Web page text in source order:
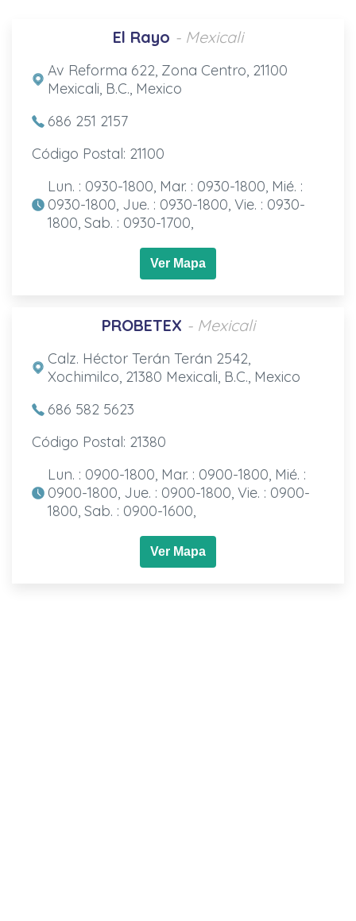
El Rayo - Mexicali
Av Reforma 622, Zona Centro, 21100
Mexicali, B.C., Mexico
686 251 2157
Código Postal: 21100
Lun. : 0930-1800, Mar. : 0930-1800, Mié. :
0930-1800, Jue. : 0930-1800, Vie. : 0930-
1800, Sab. : 0930-1700,
Ver Mapa
PROBETEX - Mexicali
Calz. Héctor Terán Terán 2542,
Xochimilco, 21380 Mexicali, B.C., Mexico
686 582 5623
Código Postal: 21380
Lun. : 0900-1800, Mar. : 0900-1800, Mié. :
0900-1800, Jue. : 0900-1800, Vie. : 0900-
1800, Sab. : 0900-1600,
Ver Mapa